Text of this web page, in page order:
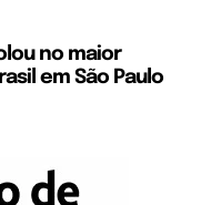
no maior
em São Paulo